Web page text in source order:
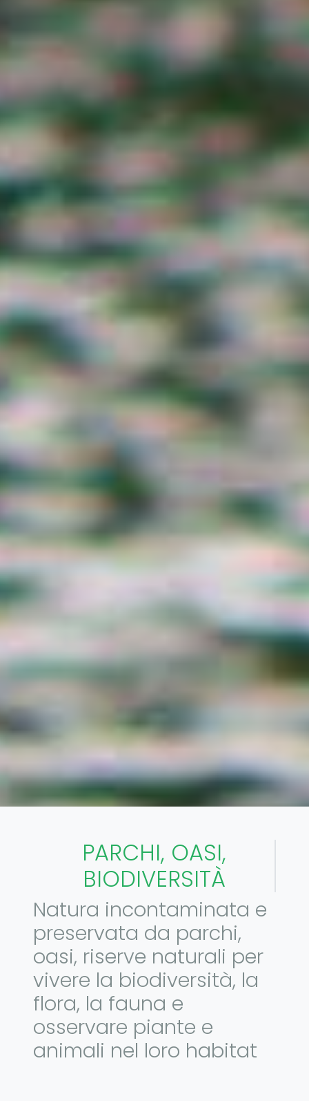
PARCHI, OASI,
BIODIVERSITÀ
Natura incontaminata e
preservata da parchi,
oasi, riserve naturali per
vivere la biodiversità, la
flora, la fauna e
osservare piante e
animali nel loro habitat